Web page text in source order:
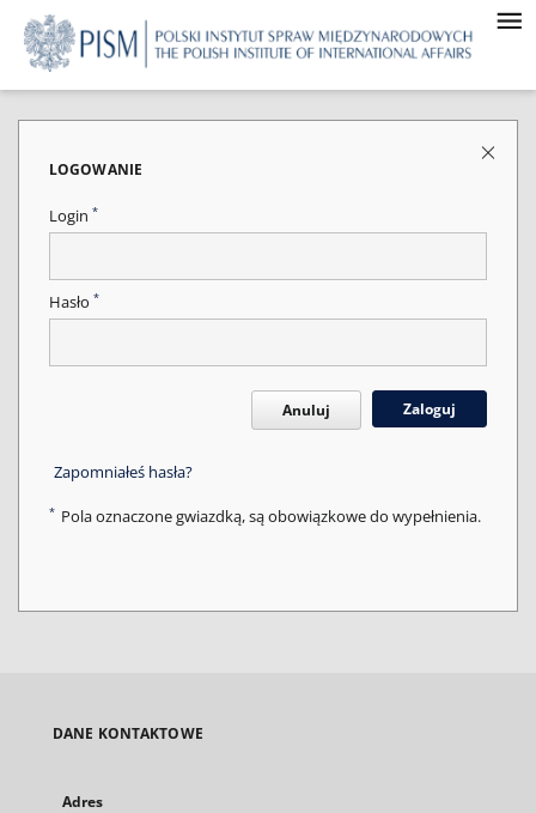
LOGOWANIE
Login *
Hasło *
Anuluj Zaloguj
Zapomniałeś hasła?
* Pola oznaczone gwiazdką, są obowiązkowe do wypełnienia.
DANE KONTAKTOWE
Adres